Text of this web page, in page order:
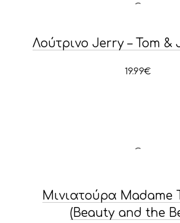
Λούτρινο Jerry – Tom &
19.99€
Μινιατούρα Madame
(Beauty and the